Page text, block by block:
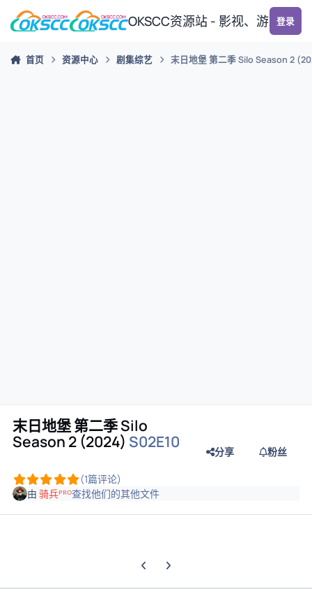
跳转到帖子
OKSCC资源站 - 影视、游戏、
登录
首页 资源中心 剧集综艺 末日地堡 第二季 Silo Season 2
末日地堡 第二季 Silo
Season 2 (2024) S02E10
(1篇评论)
分享 粉丝
由骑兵ᴾᴿᴼ查找他们的其他文件
上一张轮播幻灯片
下一张轮播幻灯片